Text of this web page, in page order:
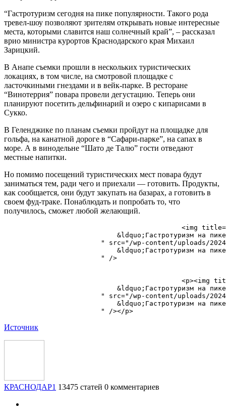
“Гастротуризм сегодня на пике популярности. Такого рода
тревел-шоу позволяют зрителям открывать новые интересные
места, которыми славится наш солнечный край”, – рассказал
врио министра курортов Краснодарского края Михаил
Зарицкий.
В Анапе съемки прошли в нескольких туристических
локациях, в том числе, на смотровой площадке с
ласточкиными гнездами и в вейк-парке. В ресторане
“Винотеррия” повара провели дегустацию. Теперь они
планируют посетить дельфинарий и озеро с кипарисами в
Сукко.
В Геленджике по планам съемки пройдут на площадке для
гольфа, на канатной дороге в “Сафари-парке”, на сапах в
море. А в винодельне “Шато де Талю” гости отведают
местные напитки.
Но помимо посещений туристических мест повара будут
заниматься тем, ради чего и приехали — готовить. Продукты,
как сообщается, они будут закупать на базарах, а готовить в
своем фуд-траке. Понаблюдать и попробать то, что
получилось, сможет любой желающий.
<img
​&ldquo;Гастротуризм на
" src="/wp-content/uploads/
​&ldquo;Гастротуризм на
                        " />
<p><img
​&ldquo;Гастротуризм на
" src="/wp-content/uploads/
​&ldquo;Гастротуризм на
Источник
КРАСНОДАР1 13475 статей 0 комментариев